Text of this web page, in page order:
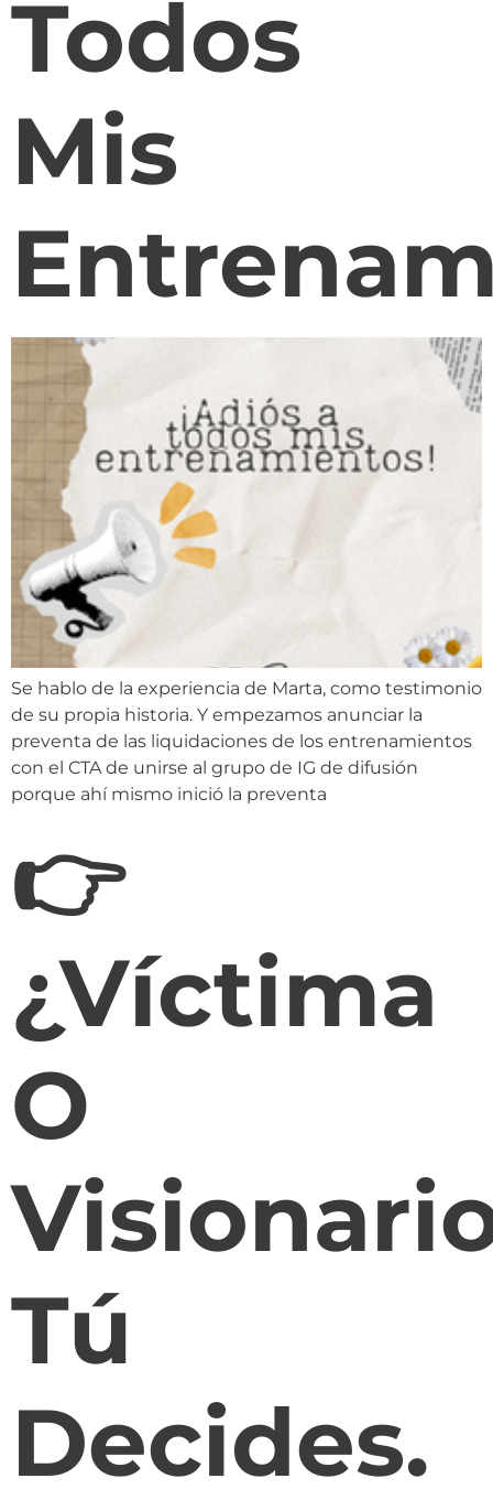
Todos
Mis
Se hablo de la experiencia de Marta, como testimonio
de su propia historia. Y empezamos anunciar la
preventa de las liquidaciones de los entrenamientos
con el CTA de unirse al grupo de IG de difusión
porque ahí mismo inició la preventa
👉
¿Víctima
O
Tú
Decides.